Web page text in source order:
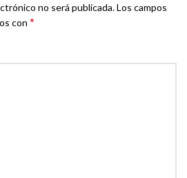
no será publicada.Los campos
con *